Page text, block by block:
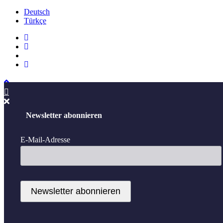
Deutsch
Türkçe
Newsletter abonnieren
E-Mail-Adresse